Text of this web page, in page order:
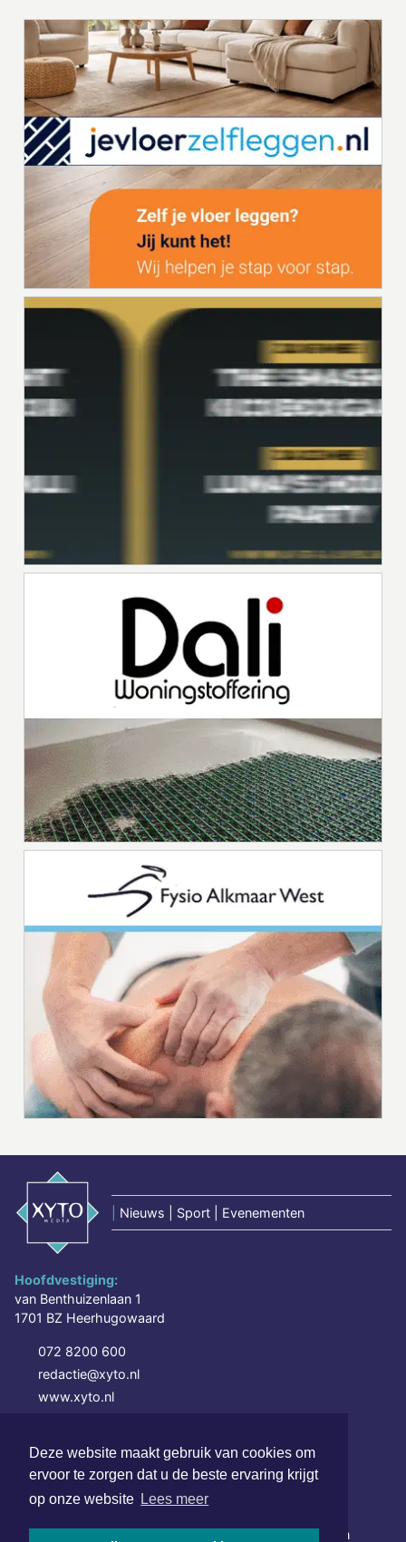
Deze website maakt gebruik van cookies om
ervoor te zorgen dat u de beste ervaring krijgt
op onze website Lees meer
Nieuws | Sport | Evenementen
Hoofdvestiging:
van Benthuizenlaan 1
1701 BZ Heerhugowaard
072 8200 600
redactie@xyto.nl
www.xyto.nl
NIEUWSBRIEF AANMELDEN
Schrijf je in voor onze nieuwsbrief en krijg wekelijks een